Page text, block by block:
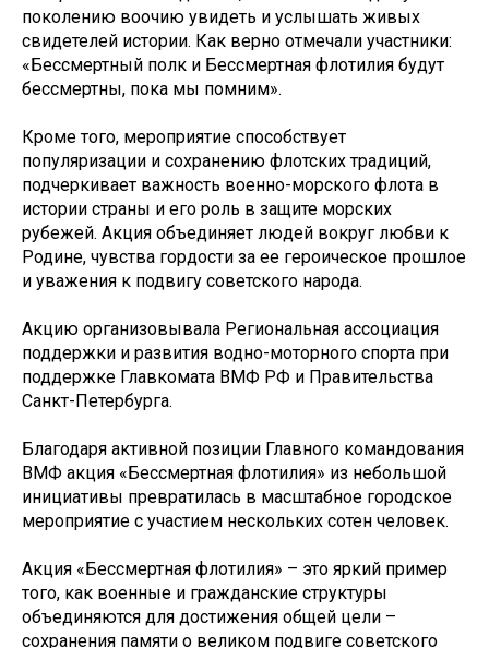
поколению воочию увидеть и услышать живых
свидетелей истории. Как верно отмечали участники:
«Бессмертный полк и Бессмертная флотилия будут
бессмертны, пока мы помним».
Кроме того, мероприятие способствует
популяризации и сохранению флотских традиций,
подчеркивает важность военно-морского флота в
истории страны и его роль в защите морских
рубежей. Акция объединяет людей вокруг любви к
Родине, чувства гордости за ее героическое прошлое
и уважения к подвигу советского народа.
Акцию организовывала Региональная ассоциация
поддержки и развития водно-моторного спорта при
поддержке Главкомата ВМФ РФ и Правительства
Санкт-Петербурга.
Благодаря активной позиции Главного командования
ВМФ акция «Бессмертная флотилия» из небольшой
инициативы превратилась в масштабное городское
мероприятие с участием нескольких сотен человек.
Акция «Бессмертная флотилия» – это яркий пример
того, как военные и гражданские структуры
объединяются для достижения общей цели –
сохранения памяти о великом подвиге советского